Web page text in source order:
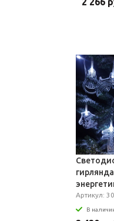
Артикул:
В